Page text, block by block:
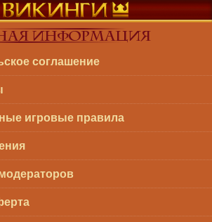
Информация
соглашение
игровые правила